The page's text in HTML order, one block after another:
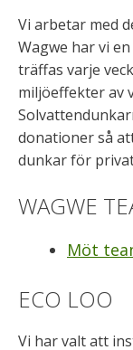
Vi arbetar med
Wagwe har vi
träffas varje
miljöeffekter av
donationer så
dunkar för
WAGWE
Möt
ECO LOO
Vi har valt att